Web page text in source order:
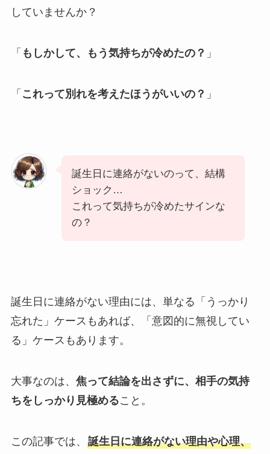
していませんか？
「 もしかして、もう気持ちが冷めたの？ 」
「 これって別れを考えたほうがいいの？ 」
誕生日に連絡がないのって、結構
ショック…
これって気持ちが冷めたサインな
の？
誕生日に連絡がない理由には、単なる「うっかり
忘れた」ケースもあれば、「意図的に無視してい
る」ケースもあります。
大事なのは、 焦って結論を出さずに、相手の気持
ちをしっかり見極めること。
この記事では、 誕生日に連絡がない理由や心理、